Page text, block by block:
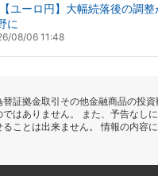
【ユーロ円】大幅続落後の調
に
08/06 11:48
証拠金取引その他金融商品の投資
はありません。 また、予告なし
ことは出来ません。 情報の内容